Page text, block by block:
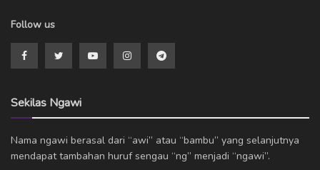
Follow us
Sekilas Ngawi
Nama ngawi berasal dari “awi” atau “bambu” yang selanjutnya
mendapat tambahan huruf sengau “ng” menjadi “ngawi”.